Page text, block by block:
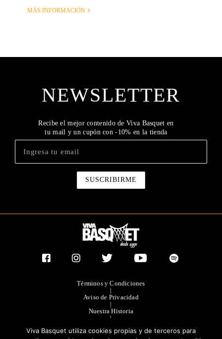
MÁS INFORMACIÓN
NEWSLETTER
Recibe el mejor contenido de Viva Basquet en
tu mail y un cupón con -10% en la tienda
Términos y Condiciones
|
Aviso de Privacidad
|
Nuestra Historia
|
|
Viva Basquet utiliza cookies propias y de terceros para